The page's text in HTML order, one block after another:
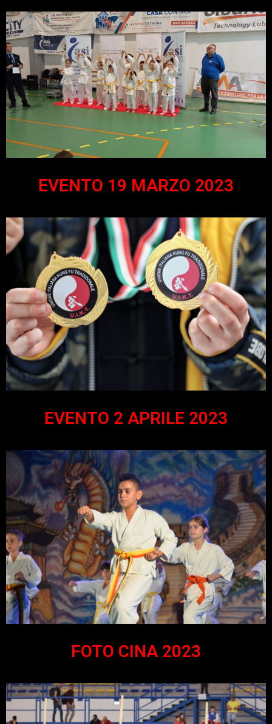
EVENTO 19 MARZO 2023
EVENTO 2 APRILE 2023
FOTO CINA 2023